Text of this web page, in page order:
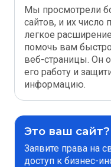
Мы просмотрели
сайтов, и их число
легкое
помочь вам
веб-страницы. Он
его работу и
информацию.
Это ваш сайт?
Заявите права на
доступ к бизнес-